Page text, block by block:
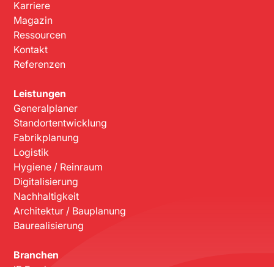
Karriere
Magazin
Ressourcen
Kontakt
Referenzen
Leistungen
Generalplaner
Standortentwicklung
Fabrikplanung
Logistik
Hygiene / Reinraum
Digitalisierung
Nachhaltigkeit
Architektur / Bauplanung
Baurealisierung
Branchen